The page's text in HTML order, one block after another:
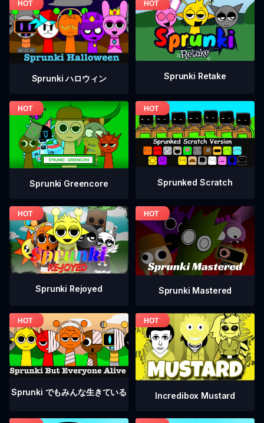
Sprunki ハロウィン Sprunki Retake
Sprunki Greencore Sprunked Scratch
Sprunki Rejoyed Sprunki Mastered
Sprunki でもみんな生きている Incredibox Mustard